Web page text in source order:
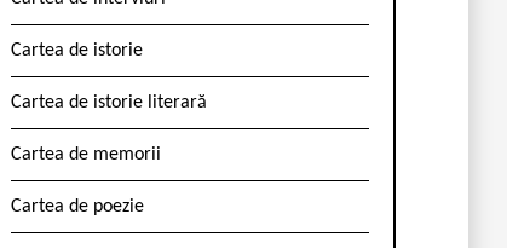
Cartea de istorie
Cartea de istorie literară
Cartea de memorii
Cartea de poezie